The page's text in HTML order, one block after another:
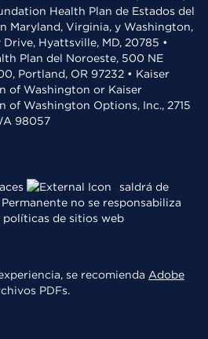
Health Plan de Estados del
Maryland, Virginia, y Washington,
Hyattsville, MD, 20785 •
Plan del Noroeste, 500 NE
Portland, OR 97232 • Kaiser
of Washington or Kaiser
of Washington Options, Inc., 2715
98057
saldrá de
no se responsabiliza
de sitios web
se recomienda Adobe
PDFs.